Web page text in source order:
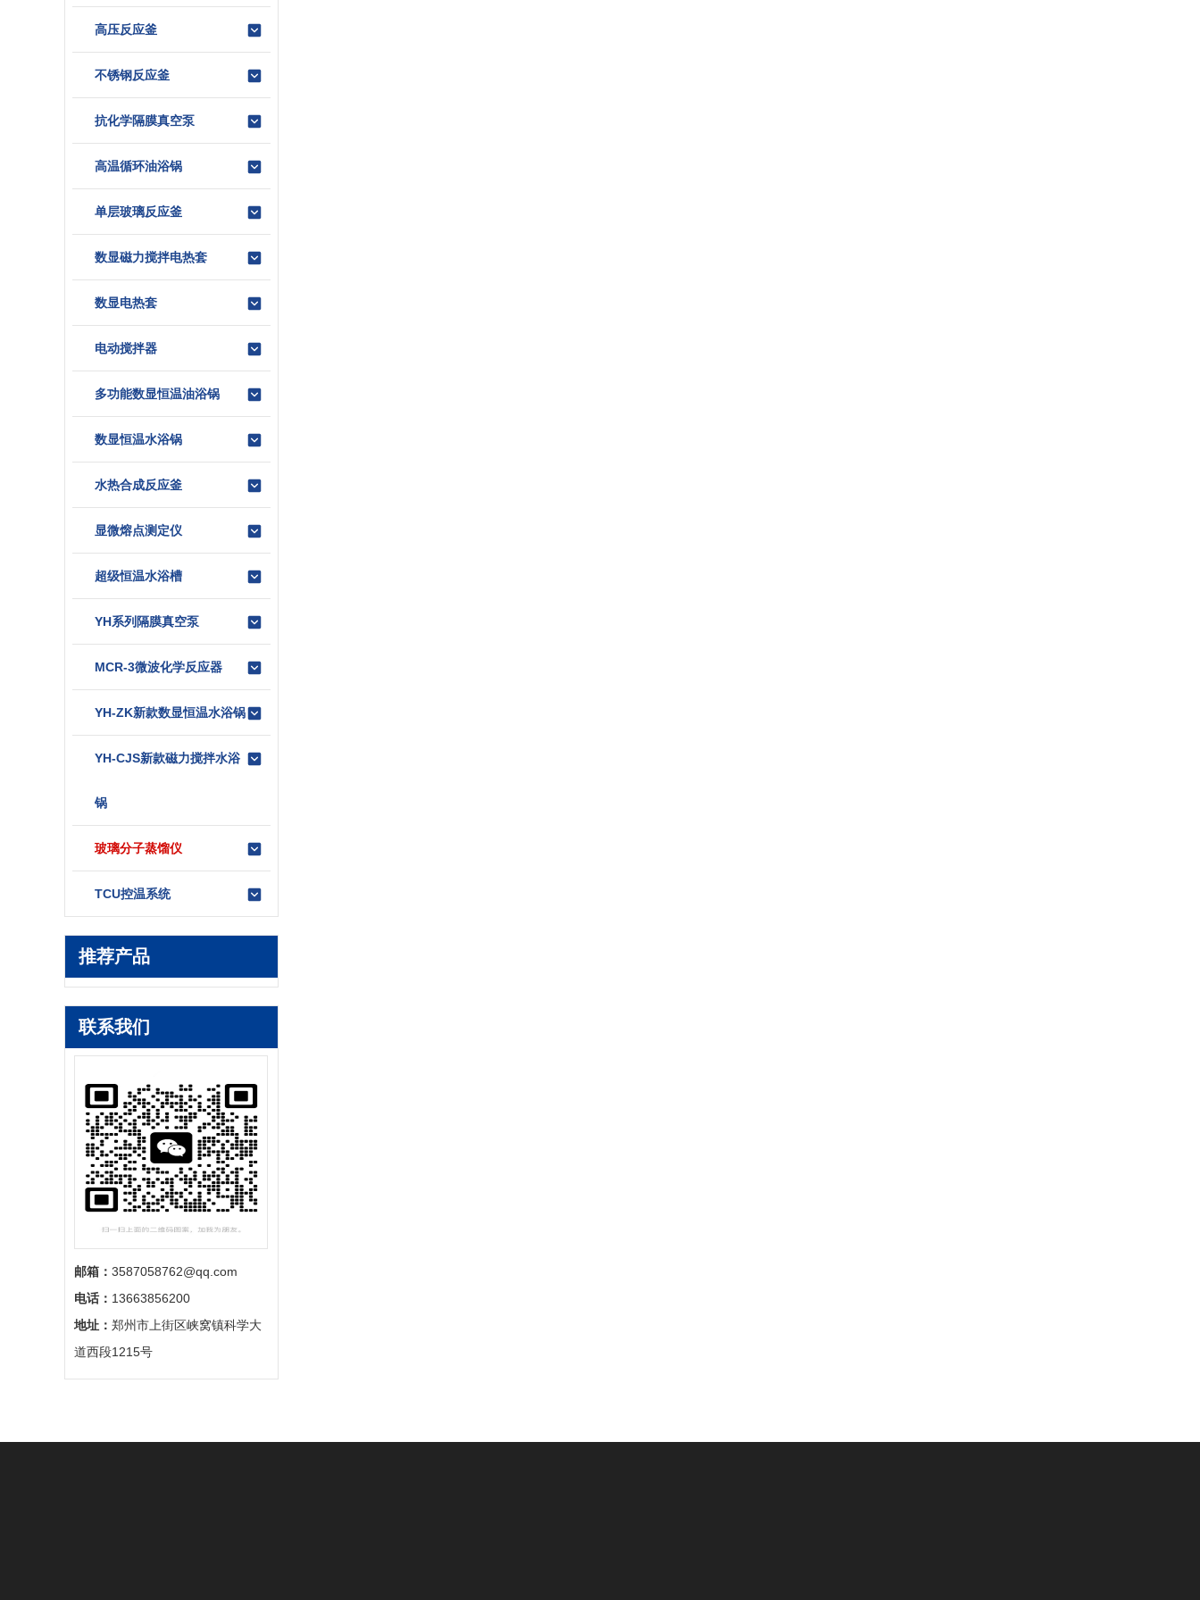
高压反应釜
不锈钢反应釜
抗化学隔膜真空泵
高温循环油浴锅
单层玻璃反应釜
数显磁力搅拌电热套
数显电热套
电动搅拌器
多功能数显恒温油浴锅
数显恒温水浴锅
水热合成反应釜
显微熔点测定仪
超级恒温水浴槽
YH系列隔膜真空泵
MCR-3微波化学反应器
YH-ZK新款数显恒温水浴锅
YH-CJS新款磁力搅拌水浴
锅
玻璃分子蒸馏仪
TCU控温系统
推荐产品
联系我们
邮箱： 3587058762@qq.com
电话： 13663856200
地址： 郑州市上街区峡窝镇科学大
道西段1215号